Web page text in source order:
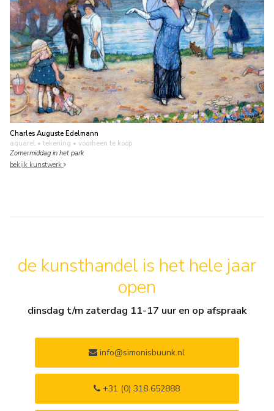
Charles Auguste Edelmann
aquarel • tekening • voorheen te koop
Zomermiddag in het park
bekijk kunstwerk
de kunsthandel is het hele jaar
open
dinsdag t/m zaterdag 11-17 uur en op afspraak
info@simonisbuunk.nl
+31 (0) 318 652888